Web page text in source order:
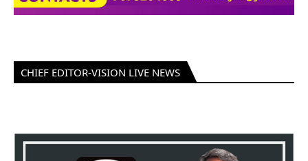
CHIEF EDITOR-VISION LIVE NEWS